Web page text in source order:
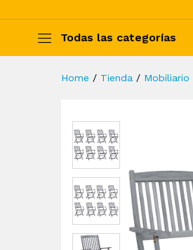
Todas las categorías
Producto para mascotas
Home / Tienda / Mobiliario